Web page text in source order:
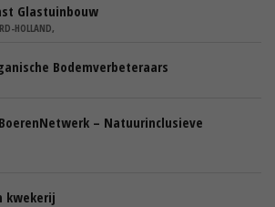
Glastuinbouw
HOLLAND,
Bodemverbeteraars
– Natuurinclusieve
kwekerij